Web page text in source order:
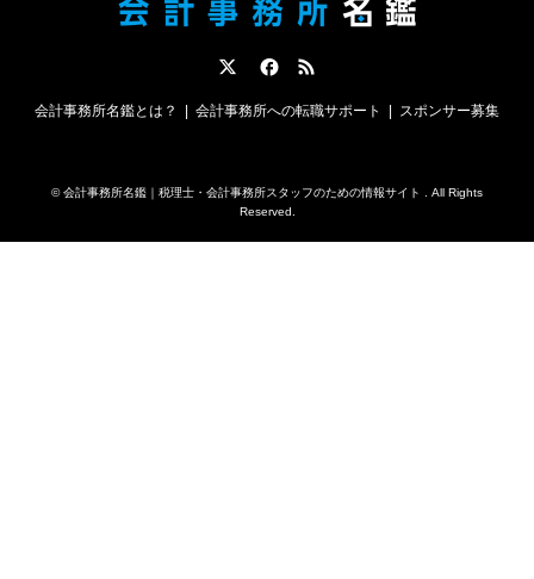
会計事務所名鑑とは？ 会計事務所への転職サポート スポンサー募集
©会計事務所名鑑｜税理士・会計事務所スタッフのための情報サイト . All Rights
Reserved.